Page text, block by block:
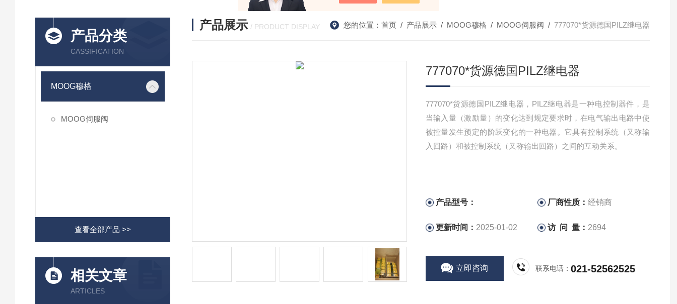
产品分类
CASSIFICATION
MOOG穆格
MOOG伺服阀
查看全部产品 >>
相关文章
ARTICLES
产品展示 / PRODUCT DISPLAY 您的位置： 首页 / 产品展示 / MOOG穆格 / MOOG伺服阀 / 777070*货源德国PILZ继电器
777070*货源德国PILZ继电器
777070*货源德国PILZ继电器，PILZ继电器是一种电控制器件，是
当输入量（激励量）的变化达到规定要求时，在电气输出电路中使
被控量发生预定的阶跃变化的一种电器。它具有控制系统（又称输
入回路）和被控制系统（又称输出回路）之间的互动关系。
产品型号： 厂商性质：经销商
更新时间： 2025-01-02 访 问 量： 2694
立即咨询 联系电话：021-52562525